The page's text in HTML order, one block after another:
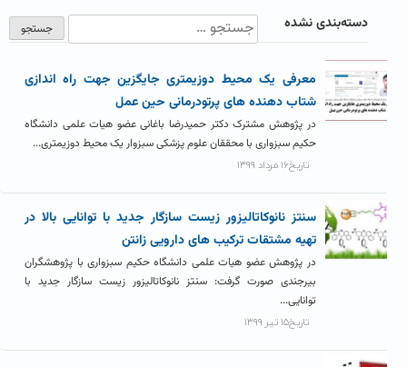
دسته‌بندی نشده
معرفی یک محیط دوزیمتری جایگزین جهت راه اندازی
شتاب دهنده های پرتودرمانی حین عمل
در پژوهش مشترک دکتر حمیدرضا باغانی عضو هیات علمی دانشگاه
حکیم سبزواری با محققان علوم پزشکی سبزوار یک محیط دوزیمتری...
تاریخ۱۶ مرداد ۱۳۹۹
سنتز نانوکاتالیزور زیست سازگار جدید با توانایی بالا در
تهیه مشتقات ترکیب های دارویی زانتن
در پژوهش عضو هیات علمی دانشگاه حکیم سبزواری با پژوهشگران
بیرجندی صورت گرفت: سنتز نانوکاتالیزور زیست سازگار جدید با
توانایی...
تاریخ۱۵ تیر ۱۳۹۹